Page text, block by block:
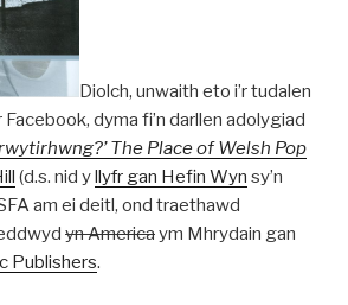
Diolch, unwaith eto i’r tudalen
Facebook, dyma fi’n darllen adolygiad
The Place of Welsh Pop
(d.s. nid yllyfr gan Hefin Wyn sy’n
am ei deitl, ond traethawd
yn Americaym Mhrydain gan
Publishers.